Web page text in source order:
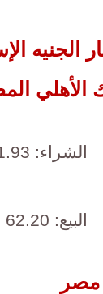
الجنيه
الأهلي
الشراء: 61.93 جنيه
البيع: 62.20 جنيه
مصر